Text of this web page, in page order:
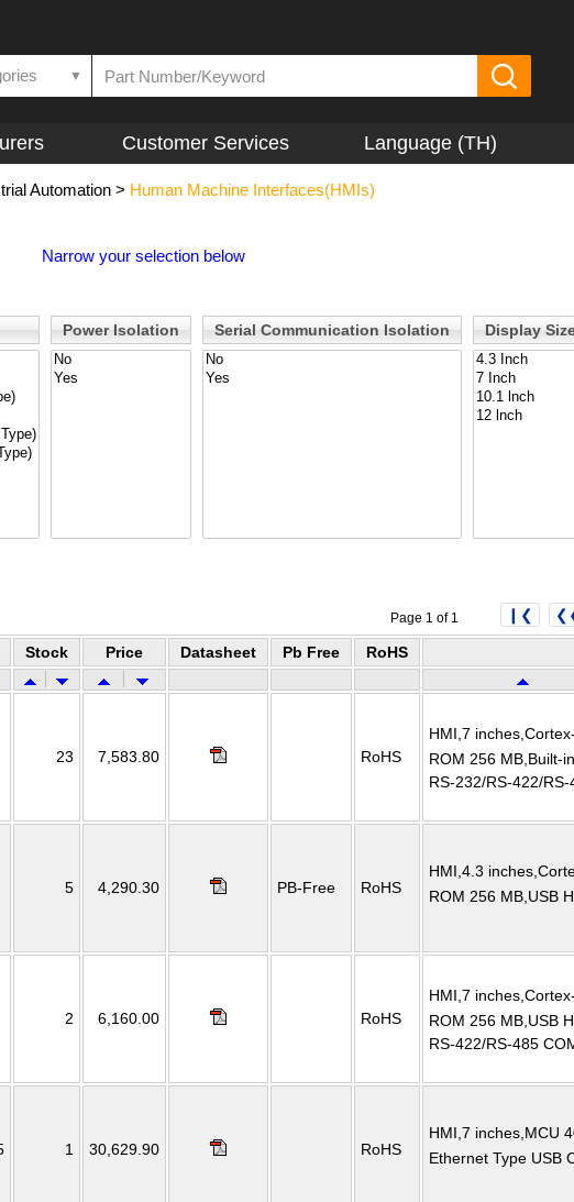
▼
Customer Services Language (TH)
Automation > Human Machine Interfaces(HMIs)
Narrow your selection below
Power Isolation Serial Communication Isolation Display
Page 1 of 1 ❙❮
Stock Price Datasheet Pb Free RoHS
23 7,583.80 RoHS
HMI,7
ROM 256 MB,Built-
RS-232/RS-422/
5 4,290.30 PB-Free RoHS
HMI,4.3
ROM 256 MB,USB
2 6,160.00 RoHS
HMI,7
ROM 256 MB,USB
RS-422/RS-485
1 30,629.90 RoHS
HMI,7 inches,MCU
Ethernet Type USB